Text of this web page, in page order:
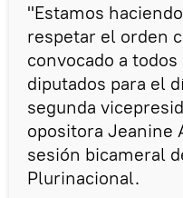
"Estamos
respetar el orden
convocado a
diputados para el
segunda
opositora Jeanine
sesión bicameral
Plurinacional.